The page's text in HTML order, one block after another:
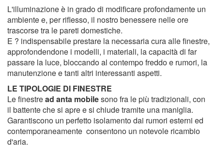
L'illuminazione è in grado di modificare profondamente un
ambiente e, per riflesso, il nostro benessere nelle ore
trascorse tra le pareti domestiche.
E ? indispensabile prestare la necessaria cura alle finestre,
approfondendone i modelli, i materiali, la capacità di far
passare la luce, bloccando al contempo freddo e rumori, la
manutenzione e tanti altri interessanti aspetti.
LE TIPOLOGIE DI FINESTRE
Le finestread anta mobilesono fra le più tradizionali, con
il battente che si apre e si chiude tramite una maniglia.
Garantiscono un perfetto isolamento dai rumori esterni ed
contemporaneamente consentono un notevole ricambio
d'aria.